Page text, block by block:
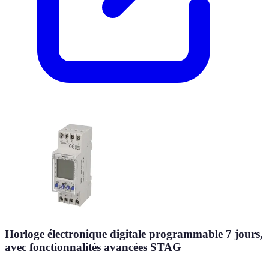
Horloge électronique digitale programmable 7 jours,
avec fonctionnalités avancées STAG